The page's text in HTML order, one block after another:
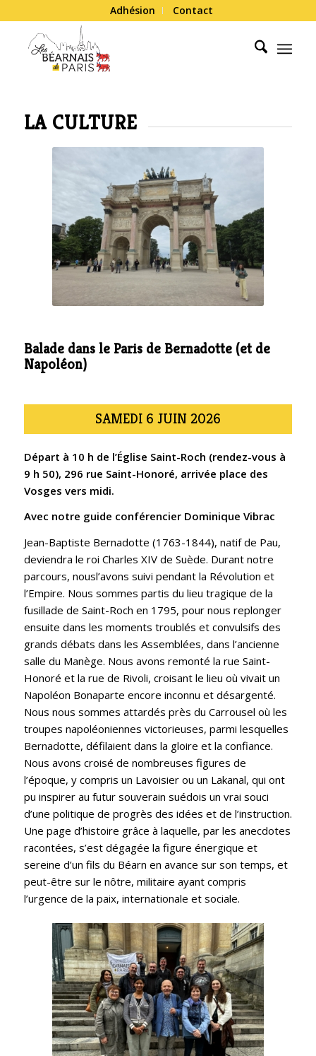
Adhésion Contact
LA CULTURE
Balade dans le Paris de Bernadotte (et de
Napoléon)
SAMEDI 6 JUIN 2026
Départ à 10 h de l’Église Saint-Roch (rendez-vous à
9 h 50), 296 rue Saint-Honoré, arrivée place des
Vosges vers midi.
Avec notre guide conférencier Dominique Vibrac
Jean-Baptiste Bernadotte (1763-1844), natif de Pau,
deviendra le roi Charles XIV de Suède. Durant notre
parcours, nousl’avons suivi pendant la Révolution et
l’Empire. Nous sommes partis du lieu tragique de la
fusillade de Saint-Roch en 1795, pour nous replonger
ensuite dans les moments troublés et convulsifs des
grands débats dans les Assemblées, dans l’ancienne
salle du Manège. Nous avons remonté la rue Saint-
Honoré et la rue de Rivoli, croisant le lieu où vivait un
Napoléon Bonaparte encore inconnu et désargenté.
Nous nous sommes attardés près du Carrousel où les
troupes napoléoniennes victorieuses, parmi lesquelles
Bernadotte, défilaient dans la gloire et la confiance.
Nous avons croisé de nombreuses figures de
l’époque, y compris un Lavoisier ou un Lakanal, qui ont
pu inspirer au futur souverain suédois un vrai souci
d’une politique de progrès des idées et de l’instruction.
Une page d’histoire grâce à laquelle, par les anecdotes
racontées, s’est dégagée la figure énergique et
sereine d’un fils du Béarn en avance sur son temps, et
peut-être sur le nôtre, militaire ayant compris
l’urgence de la paix, internationale et sociale.